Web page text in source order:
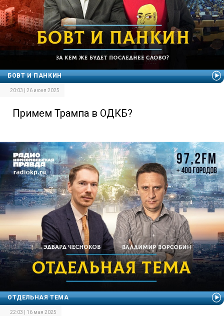
БОВТ И ПАНКИН
20:03 | 26 июня 2025
Примем Трампа в ОДКБ?
ОТДЕЛЬНАЯ ТЕМА
22:03 | 16 мая 2025